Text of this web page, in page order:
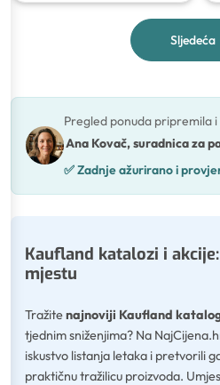
Sljedeća
Pregled ponuda pripremila
Ana Kovač, suradnica za
✅Zadnje ažurirano i
Kaufland katalozi i
mjestu
Tražitenajnoviji Kaufland
tjednim sniženjima? Na
iskustvo listanja letaka i pretvorili
praktičnu tražilicu proizvoda.